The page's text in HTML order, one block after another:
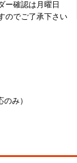
ー確認は月曜日
のでご了承下さい
み）